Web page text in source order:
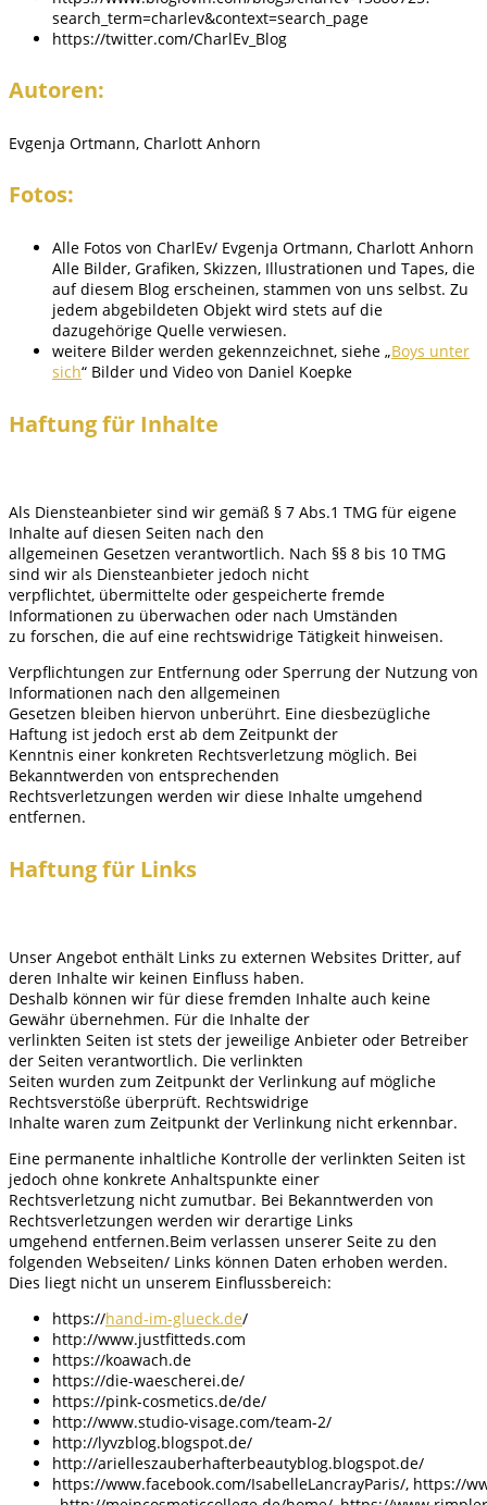
search_term=charlev&context=search_page
https://twitter.com/CharlEv_Blog
Autoren:
Evgenja Ortmann, Charlott Anhorn
Fotos:
Alle Fotos von CharlEv/ Evgenja Ortmann, Charlott Anhorn
Alle Bilder, Grafiken, Skizzen, Illustrationen und Tapes, die
auf diesem Blog erscheinen, stammen von uns selbst. Zu
jedem abgebildeten Objekt wird stets auf die
dazugehörige Quelle verwiesen.
weitere Bilder werden gekennzeichnet, siehe „Boys unter
sich“ Bilder und Video von Daniel Koepke
Haftung für Inhalte
Als Diensteanbieter sind wir gemäß § 7 Abs.1 TMG für eigene
Inhalte auf diesen Seiten nach den
allgemeinen Gesetzen verantwortlich. Nach §§ 8 bis 10 TMG
sind wir als Diensteanbieter jedoch nicht
verpflichtet, übermittelte oder gespeicherte fremde
Informationen zu überwachen oder nach Umständen
zu forschen, die auf eine rechtswidrige Tätigkeit hinweisen.
Verpflichtungen zur Entfernung oder Sperrung der Nutzung von
Informationen nach den allgemeinen
Gesetzen bleiben hiervon unberührt. Eine diesbezügliche
Haftung ist jedoch erst ab dem Zeitpunkt der
Kenntnis einer konkreten Rechtsverletzung möglich. Bei
Bekanntwerden von entsprechenden
Rechtsverletzungen werden wir diese Inhalte umgehend
entfernen.
Haftung für Links
Unser Angebot enthält Links zu externen Websites Dritter, auf
deren Inhalte wir keinen Einfluss haben.
Deshalb können wir für diese fremden Inhalte auch keine
Gewähr übernehmen. Für die Inhalte der
verlinkten Seiten ist stets der jeweilige Anbieter oder Betreiber
der Seiten verantwortlich. Die verlinkten
Seiten wurden zum Zeitpunkt der Verlinkung auf mögliche
Rechtsverstöße überprüft. Rechtswidrige
Inhalte waren zum Zeitpunkt der Verlinkung nicht erkennbar.
Eine permanente inhaltliche Kontrolle der verlinkten Seiten ist
jedoch ohne konkrete Anhaltspunkte einer
Rechtsverletzung nicht zumutbar. Bei Bekanntwerden von
Rechtsverletzungen werden wir derartige Links
umgehend entfernen.Beim verlassen unserer Seite zu den
folgenden Webseiten/ Links können Daten erhoben werden.
Dies liegt nicht un unserem Einflussbereich:
https://hand-im-glueck.de/
http://www.justfitteds.com
https://koawach.de
https://die-waescherei.de/
https://pink-cosmetics.de/de/
http://www.studio-visage.com/team-2/
http://lyvzblog.blogspot.de/
http://arielleszauberhafterbeautyblog.blogspot.de/
https://www.facebook.com/IsabelleLancrayParis/, https://